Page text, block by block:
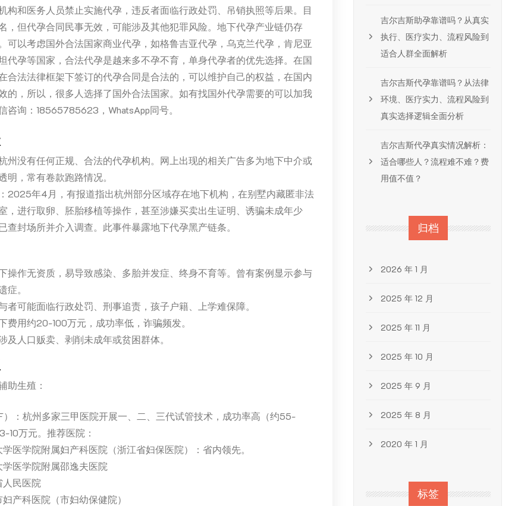
构和医务人员禁止实施代孕，违反者面临行政处罚、吊销执照等后果。目
，但代孕合同民事无效，可能涉及其他犯罪风险。地下代孕产业链仍存
可以考虑国外合法国家商业代孕，如格鲁吉亚代孕，乌克兰代孕，肯尼亚
代孕等国家，合法代孕是越来多不孕不育，单身代孕者的优先选择。在国
合法法律框架下签订的代孕合同是合法的，可以维护自己的权益，在国内
的，所以，很多人选择了国外合法国家。如有找国外代孕需要的可以加我
咨询：18565785623，WhatsApp同号。
州没有任何正规、合法的代孕机构。网上出现的相关广告多为地下中介或
明，常有卷款跑路情况。
2025年4月，有报道指出杭州部分区域存在地下机构，在别墅内藏匿非法
，进行取卵、胚胎移植等操作，甚至涉嫌买卖出生证明、诱骗未成年少
查封场所并介入调查。此事件暴露地下代孕黑产链条。
操作无资质，易导致感染、多胎并发症、终身不育等。曾有案例显示参与
症。
者可能面临行政处罚、刑事追责，孩子户籍、上学难保障。
费用约20-100万元，成功率低，诈骗频发。
及人口贩卖、剥削未成年或贫困群体。
助生殖：
）：杭州多家三甲医院开展一、二、三代试管技术，成功率高（约55-
10万元。推荐医院：
医学院附属妇产科医院（浙江省妇保医院）：省内领先。
学医学院附属邵逸夫医院
人民医院
产科医院（市妇幼保健院）
吉尔吉斯助孕靠谱吗？从真实
执行、医疗实力、流程风险到
适合人群全面解析
吉尔吉斯代孕靠谱吗？从法律
环境、医疗实力、流程风险到
真实选择逻辑全面分析
吉尔吉斯代孕真实情况解析：
适合哪些人？流程难不难？费
用值不值？
归档
2026 年 1 月
2025 年 12 月
2025 年 11 月
2025 年 10 月
2025 年 9 月
2025 年 8 月
2020 年 1 月
标签